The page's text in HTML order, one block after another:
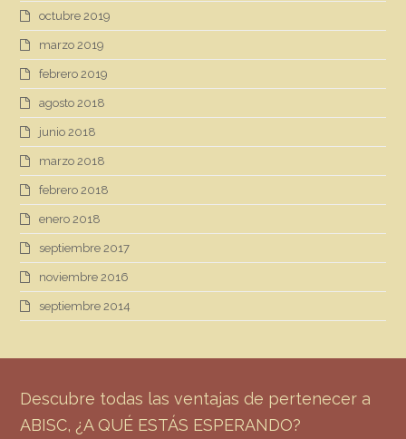
octubre 2019
marzo 2019
febrero 2019
agosto 2018
junio 2018
marzo 2018
febrero 2018
enero 2018
septiembre 2017
noviembre 2016
septiembre 2014
Descubre todas las ventajas de pertenecer a
ABISC, ¿A QUÉ ESTÁS ESPERANDO?